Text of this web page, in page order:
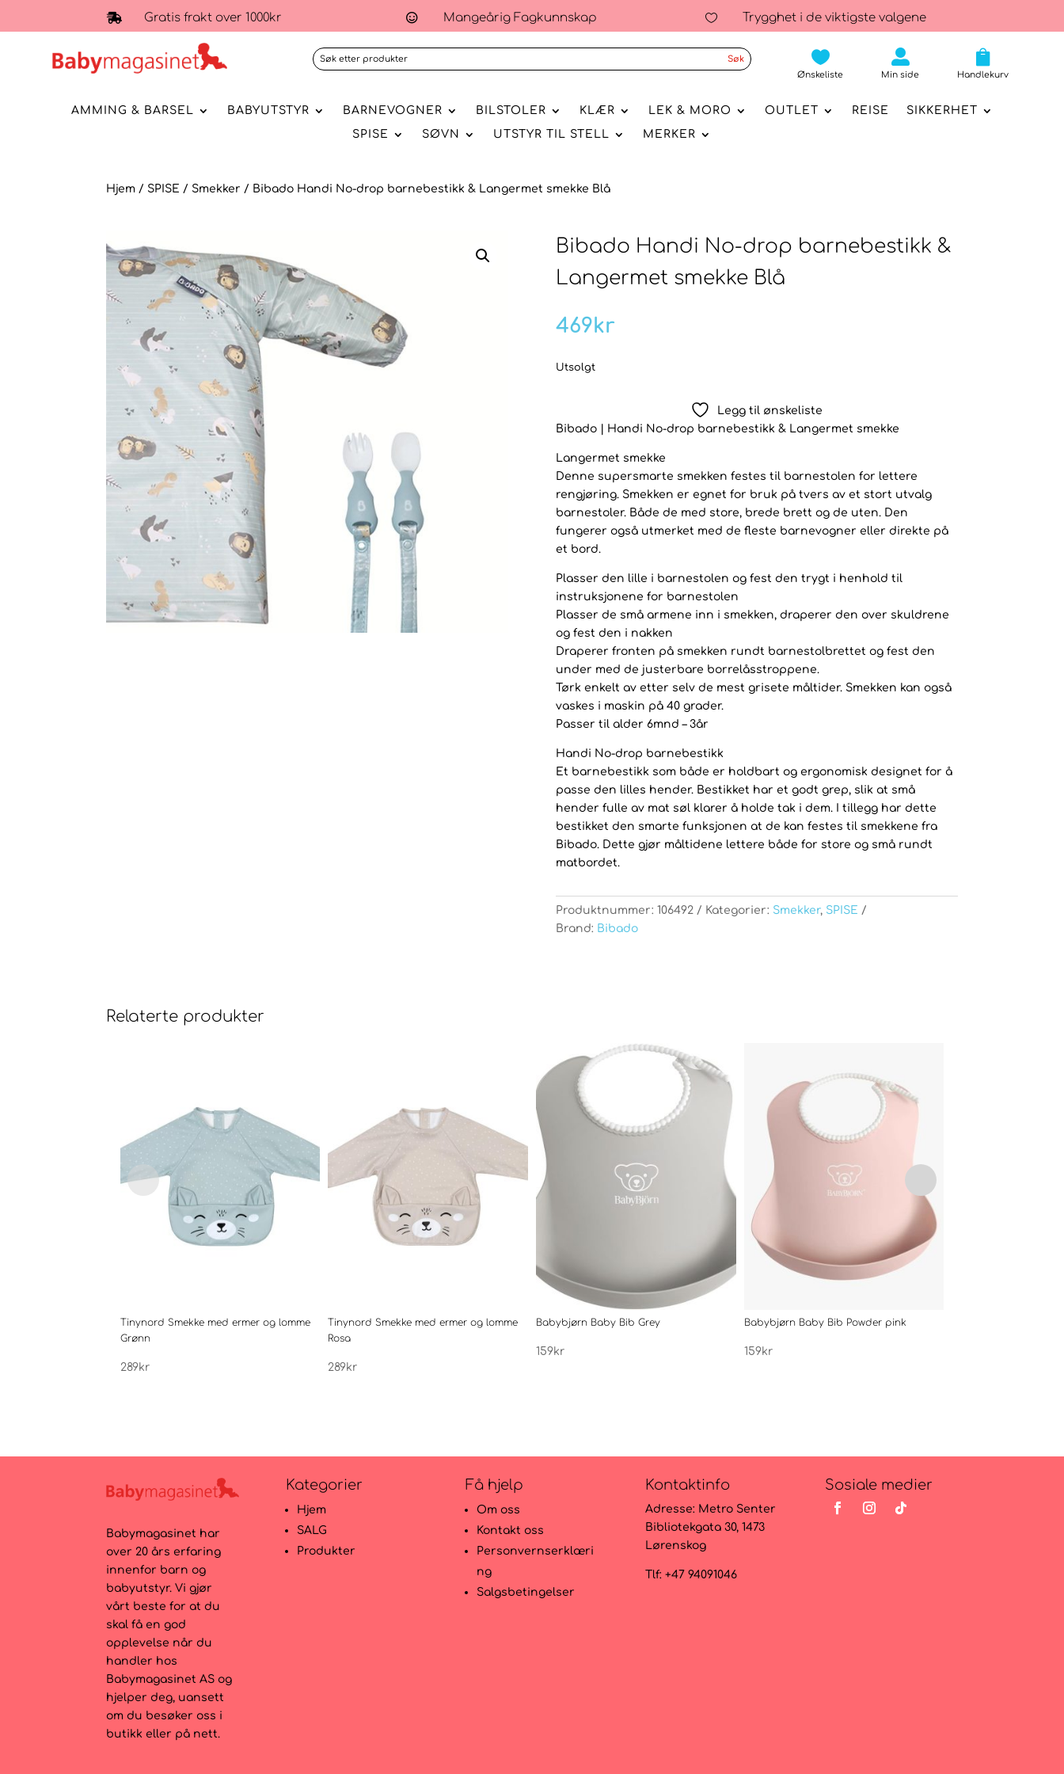
 Gratis frakt over 1000kr  Mangeårig Fagkunnskap  Trygghet i de viktigste valgene

Ønskeliste

Min side

Handlekurv
AMMING & BARSEL BABYUTSTYR BARNEVOGNER BILSTOLER KLÆR LEK & MORO OUTLET REISE
SIKKERHET
SPISE
SØVN UTSTYR TIL STELL MERKER
Hjem / SPISE / Smekker / Bibado Handi No-drop barnebestikk & Langermet smekke Blå
Bibado Handi No-drop barnebestikk &
Langermet smekke Blå
469kr
Utsolgt
Legg til ønskeliste
Bibado | Handi No-drop barnebestikk & Langermet smekke
Langermet smekke
Denne supersmarte smekken festes til barnestolen for lettere
rengjøring. Smekken er egnet for bruk på tvers av et stort utvalg
barnestoler. Både de med store, brede brett og de uten. Den
fungerer også utmerket med de fleste barnevogner eller direkte på
et bord.
Plasser den lille i barnestolen og fest den trygt i henhold til
instruksjonene for barnestolen
Plasser de små armene inn i smekken, draperer den over skuldrene
og fest den i nakken
Draperer fronten på smekken rundt barnestolbrettet og fest den
under med de justerbare borrelåsstroppene.
Tørk enkelt av etter selv de mest grisete måltider. Smekken kan også
vaskes i maskin på 40 grader.
Passer til alder 6mnd – 3år
Handi No-drop barnebestikk
Et barnebestikk som både er holdbart og ergonomisk designet for å
passe den lilles hender. Bestikket har et godt grep, slik at små
hender fulle av mat søl klarer å holde tak i dem. I tillegg har dette
bestikket den smarte funksjonen at de kan festes til smekkene fra
Bibado. Dette gjør måltidene lettere både for store og små rundt
matbordet.
Produktnummer: 106492 Kategorier: Smekker, SPISE
Brand: Bibado
Relaterte produkter
Tinynord Smekke med ermer og lomme
Grønn
289kr
Tinynord Smekke med ermer og lomme
Rosa
289kr
Babybjørn Baby Bib Grey
159kr
Babybjørn Baby Bib Powder pink
159kr
Babymagasinet har
over 20 års erfaring
innenfor barn og
babyutstyr. Vi gjør
vårt beste for at du
skal få en god
opplevelse når du
handler hos
Babymagasinet AS og
hjelper deg, uansett
om du besøker oss i
butikk eller på nett.
Kategorier
Hjem
SALG
Produkter
Få hjelp
Om oss
Kontakt oss
Personvernserklæri
ng
Salgsbetingelser
Kontaktinfo
Adresse: Metro Senter
Bibliotekgata 30, 1473
Lørenskog
Tlf: +47 94091046
Sosiale medier